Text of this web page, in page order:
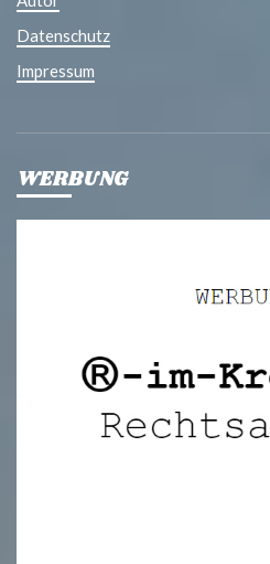
Datenschutz
Impressum
WERBUNG